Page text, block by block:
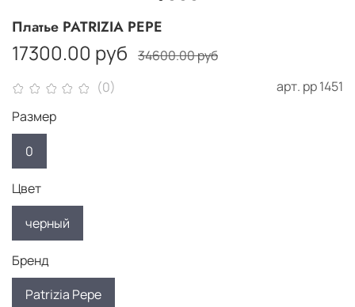
(0) арт. pp 1451
Платье PATRIZIA PEPE
17300.00 руб 34600.00 руб
Размер
0
Цвет
черный
Бренд
Patrizia Pepe